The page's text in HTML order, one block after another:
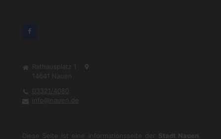
Rathausplatz 1
14641
Nauen
03321/4080
info@nauen.de
Diese Seite ist eine Informationsseite der Stadt Nauen